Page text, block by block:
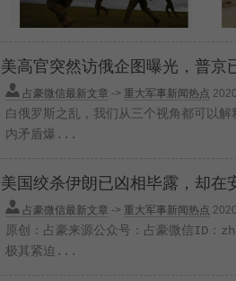
美高官突然访俄企图曝光，普京
占豪微信最新文章 -> 重大军事新闻热点
白俄罗斯之乱，我们从三个视角都可以
内矛盾爆...
美国绞杀伊朗已凶相毕露，却
占豪微信最新文章 -> 重大军事新闻热点
原创：占豪来源公众号：占豪微信ID：
极其紧迫...